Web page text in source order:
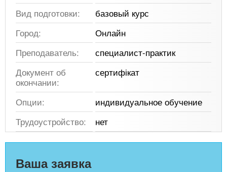
Вид подготовки:
базовый курс
Город:
Онлайн
Преподаватель:
специалист-практик
Документ об
окончании:
сертифікат
Опции:
индивидуальное обучение
Трудоустройство:
нет
Ваша заявка